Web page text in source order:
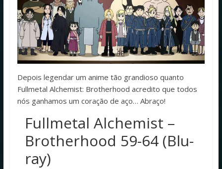
Depois legendar um anime tão grandioso quanto
Fullmetal Alchemist: Brotherhood acredito que todos
nós ganhamos um coração de aço… Abraço!
Fullmetal Alchemist –
Brotherhood 59-64 (Blu-
ray)